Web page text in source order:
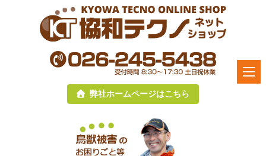
弊社ホームページはこちら